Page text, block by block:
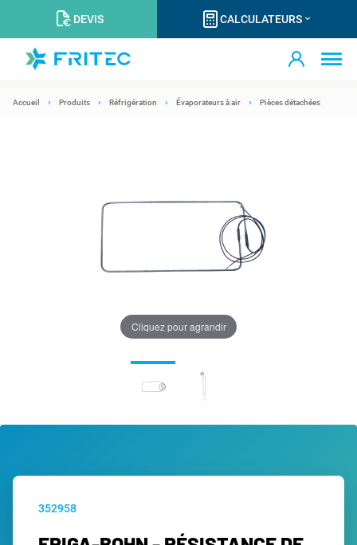
DEVIS CALCULATEURS
Accueil Produits Réfrigération Évaporateurs à air Pièces détachées
Cliquez pour agrandir
352958